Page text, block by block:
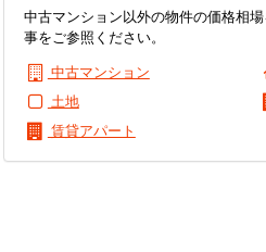
中古マンション以外の物件の価格相
事をご参照ください。
中古マンション
土地
賃貸アパート